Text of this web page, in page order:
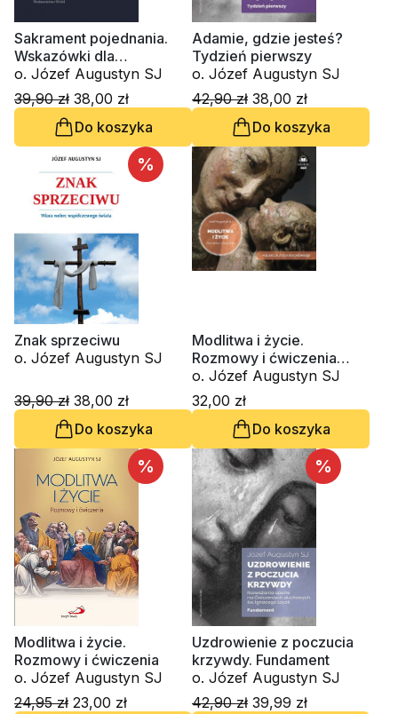
Sakrament pojednania.
Wskazówki dla
spowiadającego się i
spowiednika
o. Józef Augustyn SJ
39,90 zł 38,00 zł
Do koszyka
Adamie, gdzie jesteś?
Tydzień pierwszy
o. Józef Augustyn SJ
42,90 zł 38,00 zł
Do koszyka
%
Znak sprzeciwu
o. Józef Augustyn SJ
39,90 zł 38,00 zł
Do koszyka
Modlitwa i życie.
Rozmowy i ćwiczenia
(CD-MP3-audiobook)
o. Józef Augustyn SJ
32,00 zł
Do koszyka
%
Modlitwa i życie.
Rozmowy i ćwiczenia
o. Józef Augustyn SJ
24,95 zł 23,00 zł
%
Uzdrowienie z poczucia
krzywdy. Fundament
o. Józef Augustyn SJ
42,90 zł 39,99 zł